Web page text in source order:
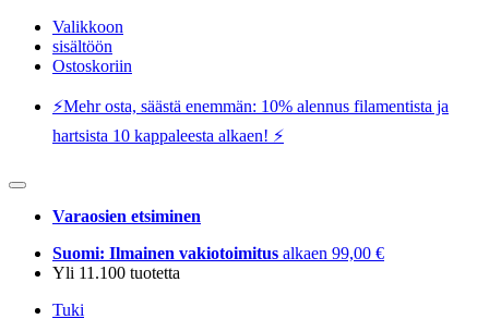
Valikkoon
sisältöön
Ostoskoriin
⚡️Mehr osta, säästä enemmän: 10% alennus filamentista ja
hartsista 10 kappaleesta alkaen! ⚡️
Varaosien etsiminen
Suomi: Ilmainen vakiotoimitus alkaen 99,00 €
Yli 11.100 tuotetta
Tuki